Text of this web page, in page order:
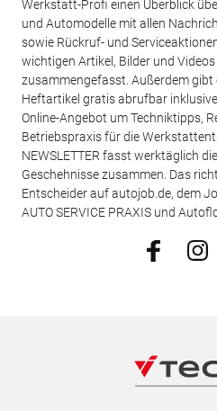
Werkstatt-Profi einen Überblick
und Automodelle mit allen
sowie Rückruf- und
wichtigen Artikel, Bilder und
zusammengefasst. Außerdem gibt
Heftartikel gratis abrufbar
Online-Angebot um Techniktipps,
Betriebspraxis für die
NEWSLETTER fasst werktäglich
Geschehnisse zusammen. Das
Entscheider auf autojob.de, dem
AUTO SERVICE PRAXIS und